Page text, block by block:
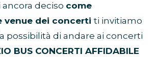
ancora deciso come
venue dei concerti ti invitiamo
possibilità di andare ai concerti
BUS CONCERTI AFFIDABILE